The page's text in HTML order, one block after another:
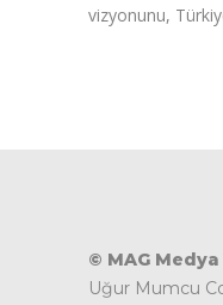
vizyonunu,
© MAG Medya
Uğur Mumcu